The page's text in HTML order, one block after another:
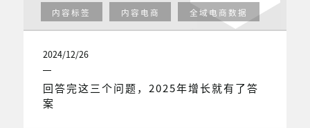
内容标签 内容电商 全域电商数据
2024/12/26
回答完这三个问题，2025年增长就有了答
案